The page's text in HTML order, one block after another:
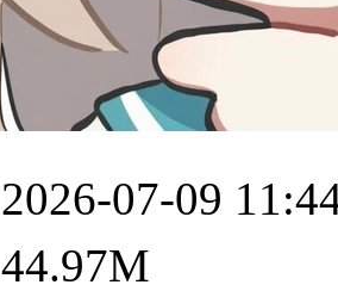
2026-07-09
44.97M